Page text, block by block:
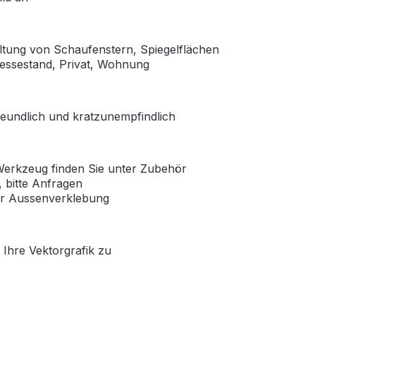
von Schaufenstern, Spiegelflächen
Privat, Wohnung
und kratzunempfindlich
finden Sie unter Zubehör
bitte Anfragen
Aussenverklebung
Ihre Vektorgrafik zu